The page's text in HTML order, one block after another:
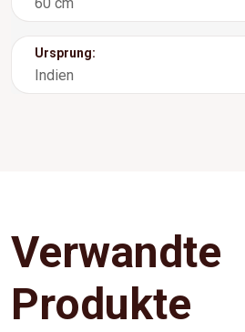
Ursprung:
Indien
Verwandte
Produkte